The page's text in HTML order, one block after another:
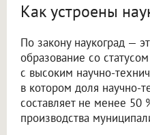
Как устроены
По закону наукоград —
образование со
с высоким научно-
в котором доля научно-
составляет не менее 50
производства